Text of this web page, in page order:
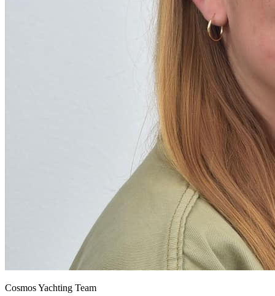
Cosmos Yachting Team